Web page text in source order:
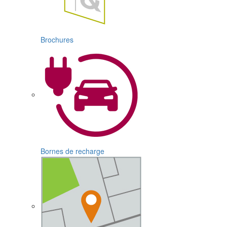
Brochures
Bornes de recharge